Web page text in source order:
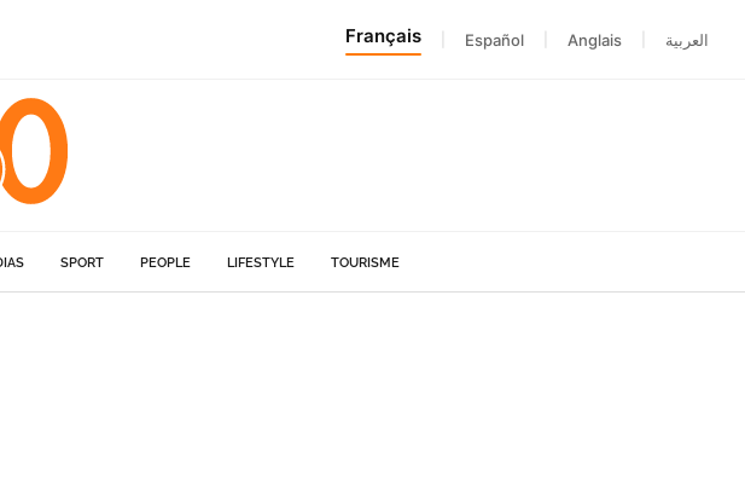
Français Español Anglais العربية
SPORT PEOPLE LIFESTYLE TOURISME